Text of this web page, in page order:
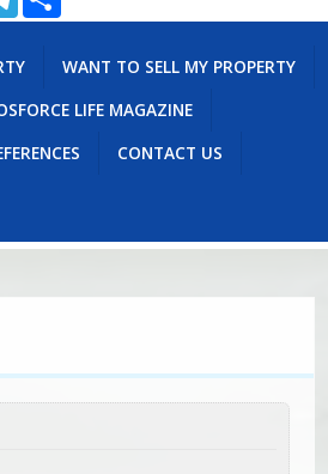
WANT TO SELL MY PROPERTY
LIFE MAGAZINE
CONTACT US